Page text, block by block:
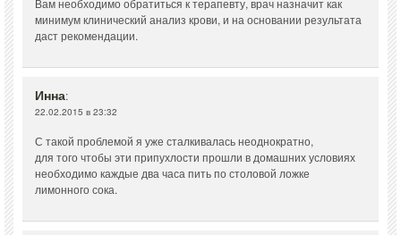
Вам необходимо обратиться к терапевту, врач назначит как
минимум клинический анализ крови, и на основании результата
даст рекомендации.
Инна:
22.02.2015 в 23:32
С такой проблемой я уже сталкивалась неоднократно,
для того чтобы эти припухлости прошли в домашних условиях
необходимо каждые два часа пить по столовой ложке
лимонного сока.